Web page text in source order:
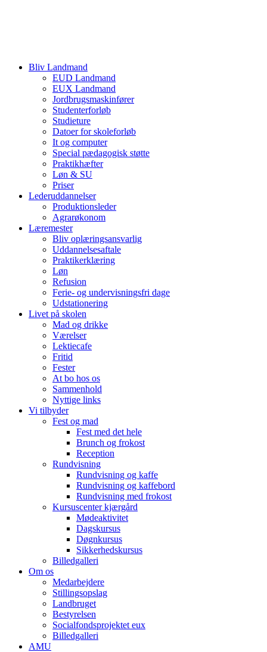
Bliv Landmand
EUD Landmand
EUX Landmand
Jordbrugsmaskinfører
Studenterforløb
Studieture
Datoer for skoleforløb
It og computer
Special pædagogisk støtte
Praktikhæfter
Løn & SU
Priser
Lederuddannelser
Produktionsleder
Agrarøkonom
Læremester
Bliv oplæringsansvarlig
Uddannelsesaftale
Praktikerklæring
Løn
Refusion
Ferie- og undervisningsfri dage
Udstationering
Livet på skolen
Mad og drikke
Værelser
Lektiecafe
Fritid
Fester
At bo hos os
Sammenhold
Nyttige links
Vi tilbyder
Fest og mad
Fest med det hele
Brunch og frokost
Reception
Rundvisning
Rundvisning og kaffe
Rundvisning og kaffebord
Rundvisning med frokost
Kursuscenter kjærgård
Mødeaktivitet
Dagskursus
Døgnkursus
Sikkerhedskursus
Billedgalleri
Om os
Medarbejdere
Stillingsopslag
Landbruget
Bestyrelsen
Socialfondsprojektet eux
Billedgalleri
AMU